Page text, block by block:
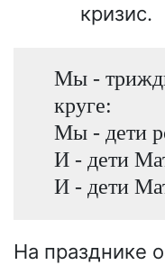
кризис.
Мы -
круге:
Мы - дети
И - дети
И - дети
На празднике